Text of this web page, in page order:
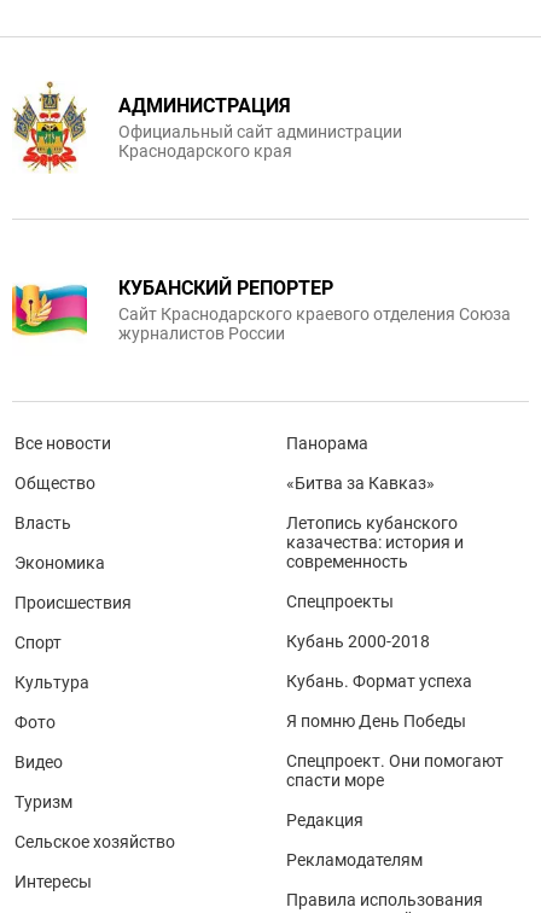
АДМИНИСТРАЦИЯ
Официальный сайт администрации
Краснодарского края
КУБАНСКИЙ РЕПОРТЕР
Сайт Краснодарского краевого отделения Союза
журналистов России
Все новости
Общество
Власть
Экономика
Происшествия
Спорт
Культура
Фото
Видео
Туризм
Сельское хозяйство
Интересы
Панорама
«Битва за Кавказ»
Летопись кубанского
казачества: история и
современность
Спецпроекты
Кубань 2000-2018
Кубань. Формат успеха
Я помню День Победы
Спецпроект. Они помогают
спасти море
Редакция
Рекламодателям
Правила использования